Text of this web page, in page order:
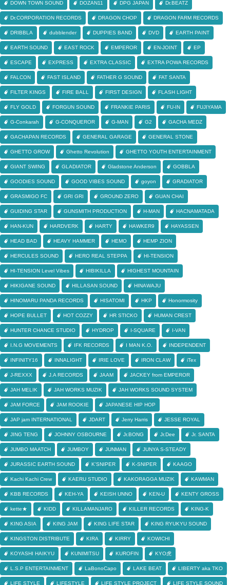
DOWN TOWN SOUND DOZAN11 DPG JAPAN Dr.BEATZ
Dr.CORPORATION RECORDS DRAGON CHOP DRAGON FARM RECORDS
DRIBBLA dubblender DUPPIES BAND DVD EARTH PAINT
EARTH SOUND EAST ROCK EMPEROR EN-JOINT EP
ESCAPE EXPRESS EXTRA CLASSIC EXTRA POWA RECORDS
FALCON FAST ISLAND FATHER G SOUND FAT SANTA
FILTER KINGS FIRE BALL FIRST DESIGN FLASH LIGHT
FLY GOLD FORGUN SOUND FRANKIE PARIS FU-IN FUJIYAMA
G-Conkarah G-CONQUEROR G-MAN G2 GACHA MEDZ
GACHAPAN RECORDS GENERAL GARAGE GENERAL STONE
GHETTO GROW Ghetto Revolution GHETTO YOUTH ENTERTAINMENT
GIANT SWING GLADIATOR Gladstone Anderson GOBBLA
GOODIES SOUND GOOD VIBES SOUND goyon GRADIATOR
GRASMIGO FC GRI GRI GROUND ZERO GUAN CHAI
GUIDING STAR GUNSMITH PRODUCTION H-MAN HACNAMATADA
HAN-KUN HARDVERK HARTY HAWKER9 HAYASSEN
HEAD BAD HEAVY HAMMER HEMO HEMP ZION
HERCULES SOUND HERO REAL STEPPA HI-TENSION
HI-TENSION Level Vibes HIBIKILLA HIGHEST MOUNTAIN
HIKIGANE SOUND HILLASAN SOUND HINAWAJU
HINOMARU PANDA RECORDS HISATOMI HKP Honormosity
HOPE BULLET HOT COZZY HR STICKO HUMAN CREST
HUNTER CHANCE STUDIO HYDROP I-SQUARE I-VAN
I.N.G MOVEMENTS IFK RECORDS I MAN K.O. INDEPENDENT
INFINITY16 INNALIGHT IRIE LOVE IRON CLAW iTex
J-REXXX J.A RECORDS JAAM JACKEY from EMPEROR
JAH MELIK JAH WORKS MUZIK JAH WORKS SOUND SYSTEM
JAM FORCE JAM ROOKIE JAPANESE HIP HOP
JAP jam INTERNATIONAL JDART Jerry Harris JESSE ROYAL
JING TENG JOHNNY OSBOURNE Jr.BONG Jr.Dee Jr. SANTA
JUMBO MAATCH JUMBOY JUNMAN JUNYA S-STEADY
JURASSIC EARTH SOUND K'SNIPER K-SNIPER KAAGO
Kachi Kachi Crew KAERU STUDIO KAKORAGGA MUZIK KAWMAN
KBB RECORDS KEH-YA KEISH UNNO KEN-U KENTY GROSS
kette★ KIDD KILLAMANJARO KILLER RECORDS KING-K
KING ASIA KING JAM KING LIFE STAR KING RYUKYU SOUND
KINGSTON DISTRIBUTE KIRA KIRRY KOWICHI
KOYASHI HAIKYU KUNIMITSU KUROFIN KYO虎
L.S.P ENTERTAINMENT LaBonoCapo LAKE BEAT LIBERTY aka TKO
LIFE STYLE LIFESTYLE LIFE STYLE PROJECT LIFE STYLE SOUND